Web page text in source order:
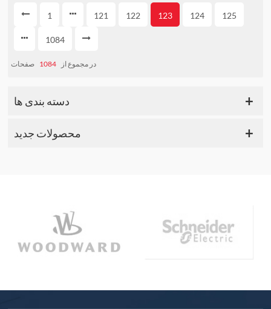
1 121 122 123 124 125
1084
در مجموع از 1084 صفحات
دسته بندی ها
محصولات جدید